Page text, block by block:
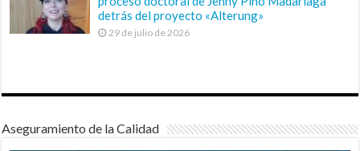
detrás del proyecto «Alterung»
29 de julio de 2026
Aseguramiento de la Calidad